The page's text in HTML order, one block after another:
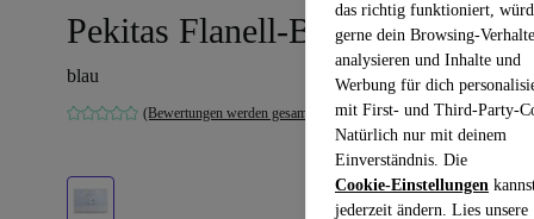
das richtig funktioniert,
gerne dein Browsing-
analysieren und Inhalte und
Werbung für dich
mit First- und Third-Party-
Natürlich nur mit deinem
Einverständnis. Die
Cookie-Einstellungen
jederzeit ändern. Lies unsere
Pekitas Flanell-Bettwäsche
blau
(Bewertungen werden gesammelt)